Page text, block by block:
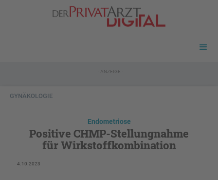
- ANZEIGE -
GYNÄKOLOGIE
Endometriose
Positive CHMP-Stellungnahme
für Wirkstoffkombination
4.10.2023